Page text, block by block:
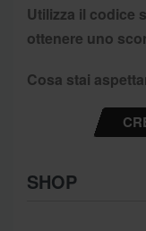
SHOP
Utilizza il codice
ottenere uno
Cosa stai